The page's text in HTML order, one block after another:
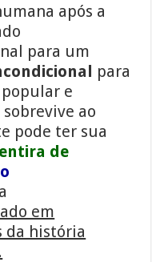
após a
para um
para
e
ao
pode ter sua
de
em
da história